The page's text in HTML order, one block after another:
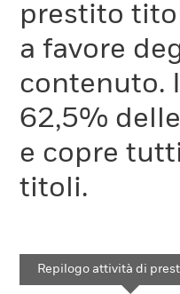
prestito
a favore
contenuto.
62,5%
e copre
titoli.
Repilogo attività di